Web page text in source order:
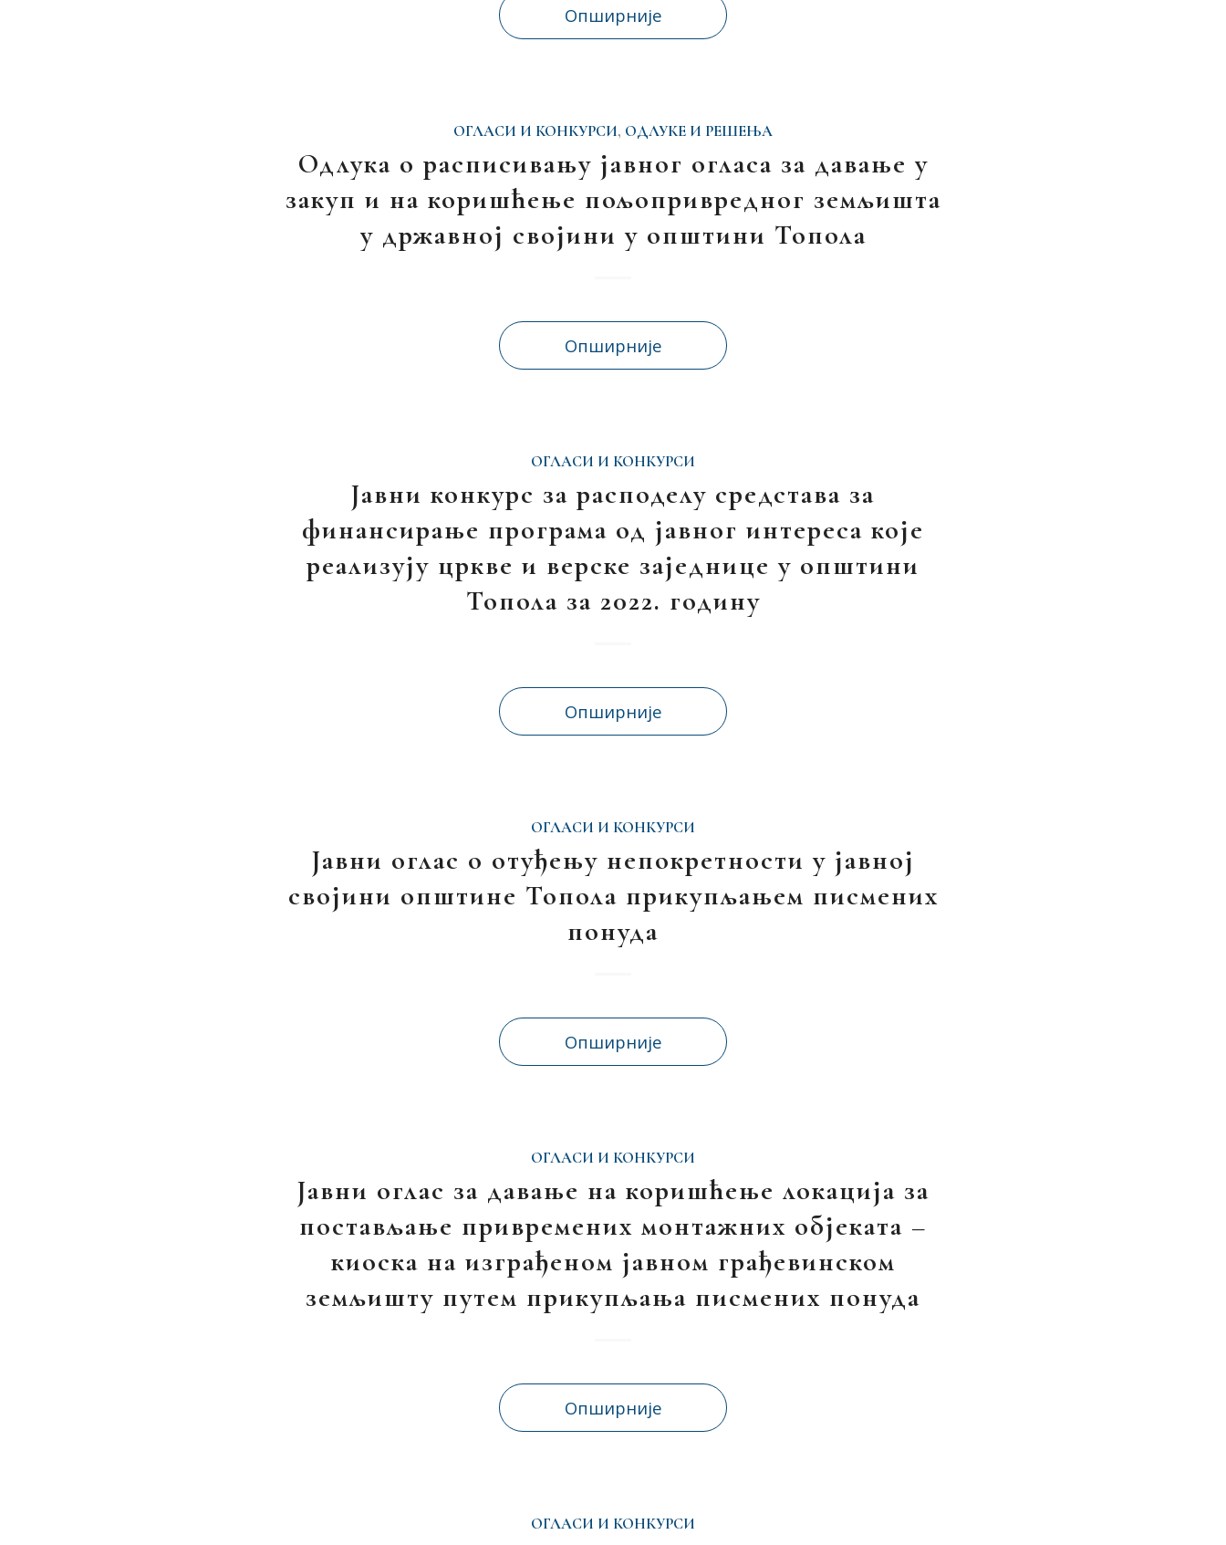
Опширније
ОГЛАСИ И КОНКУРСИ, ОДЛУКЕ И РЕШЕЊА
Одлука o расписивању јавног огласа за давање у
закуп и на коришћење пољопривредног земљишта
у државној својини у општини Топола
Опширније
ОГЛАСИ И КОНКУРСИ
Јавни конкурс за расподелу средстава за
финансирање програма од јавног интереса које
реализују цркве и верске заједнице у општини
Топола за 2022. годину
Опширније
ОГЛАСИ И КОНКУРСИ
Јавни оглас о отуђењу непокретности у јавној
својини општине Топола прикупљањем писмених
понуда
Опширније
ОГЛАСИ И КОНКУРСИ
Јавни оглас за давање на коришћење локација за
постављање привремених монтажних објеката –
киоска на изграђеном јавном грађевинском
земљишту путем прикупљања писмених понуда
Опширније
ОГЛАСИ И КОНКУРСИ